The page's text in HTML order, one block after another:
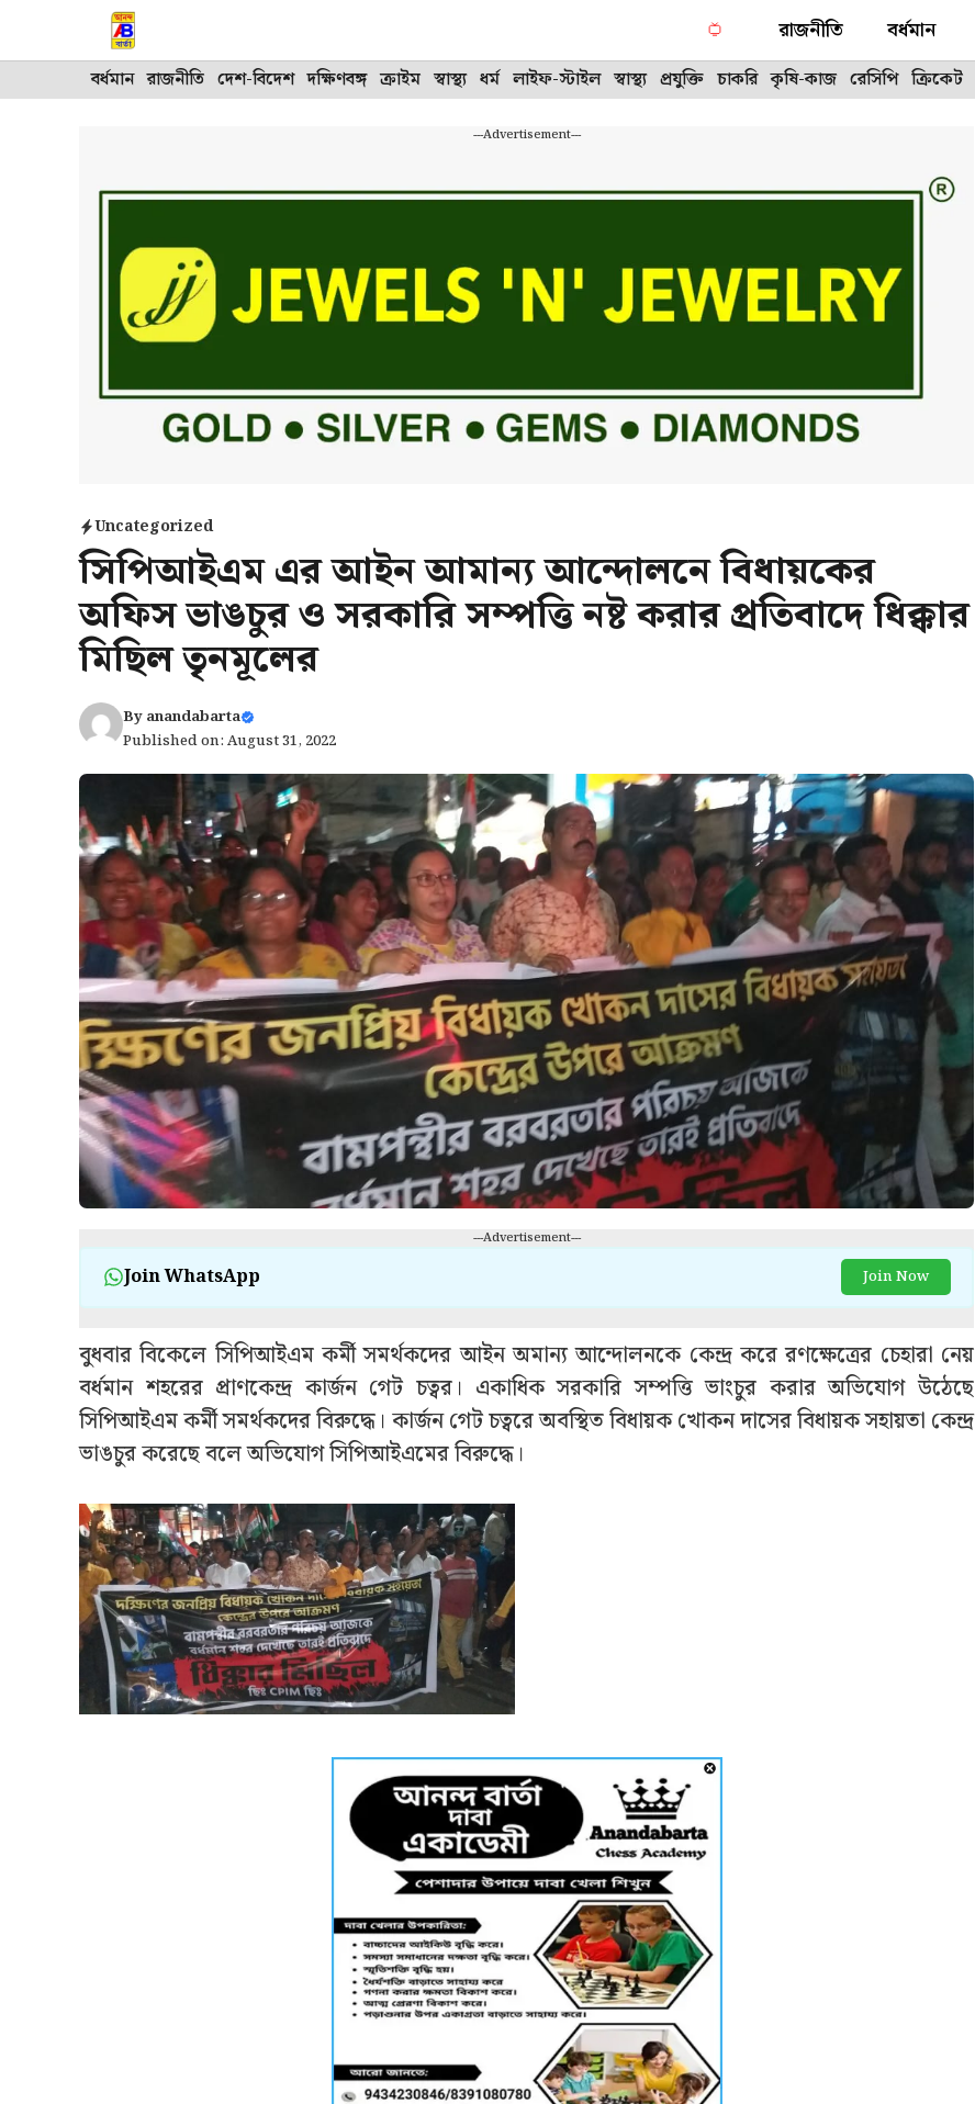
রাজনীতি বর্ধমান
বর্ধমান রাজনীতি দেশ-বিদেশ দক্ষিণবঙ্গ ক্রাইম স্বাস্থ্য ধর্ম লাইফ-স্টাইল স্বাস্থ্য প্রযুক্তি চাকরি কৃষি-কাজ রেসিপি ক্রিকেট
---Advertisement---
Uncategorized
সিপিআইএম এর আইন আমান‍্য আন্দোলনে বিধায়কের
অফিস ভাঙচুর ও সরকারি সম্পত্তি নষ্ট করার প্রতিবাদে ধিক্কার
মিছিল তৃনমূলের
Byanandabarta
Published on: August 31, 2022
---Advertisement---
Join WhatsApp Join Now
বুধবার বিকেলে সিপিআইএম কর্মী সমর্থকদের আইন অমান্য আন্দোলনকে কেন্দ্র করে রণক্ষেত্রের চেহারা নেয়
বর্ধমান শহরের প্রাণকেন্দ্র কার্জন গেট চত্বর। একাধিক সরকারি সম্পত্তি ভাংচুর করার অভিযোগ উঠেছে
সিপিআইএম কর্মী সমর্থকদের বিরুদ্ধে। কার্জন গেট চত্বরে অবস্থিত বিধায়ক খোকন দাসের বিধায়ক সহায়তা কেন্দ্র
ভাঙচুর করেছে বলে অভিযোগ সিপিআইএমের বিরুদ্ধে।